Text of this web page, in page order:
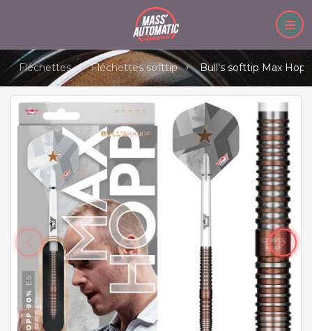
Fléchettes Fléchettes softtip Bull's softtip Max